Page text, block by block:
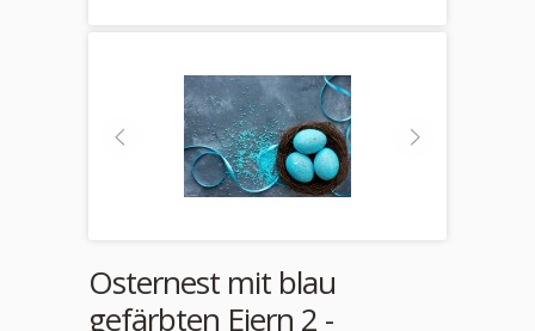
Osternest mit blau
gefärbten Eiern 2 -